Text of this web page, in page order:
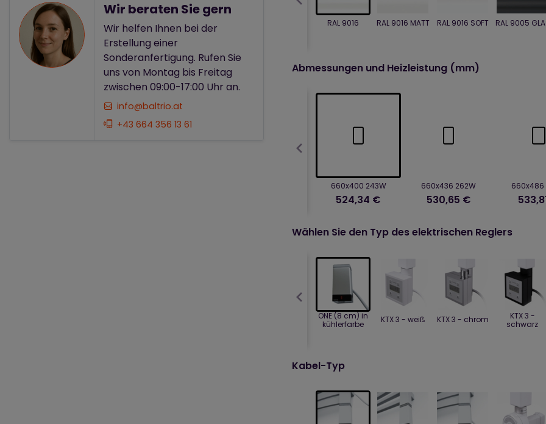
RAL 9016 RAL 9016 MATT RAL 9016 SOFT RAL 9005
Abmessungen und Heizleistung (mm)
660x400 243W
524,34 €
660x436 262W
530,65 €
660x486
Wählen Sie den Typ des elektrischen Reglers
ONE (8 cm) in
kühlerfarbe
KTX 3 - weiß KTX 3 - chrom
KTX 3 -
schwarz
Kabel-Typ
Wir beraten Sie gern
Wir helfen Ihnen bei der
Erstellung einer
Sonderanfertigung. Rufen Sie
uns von Montag bis Freitag
zwischen 09:00-17:00 Uhr an.
info@baltrio.at
+43 664 356 13 61